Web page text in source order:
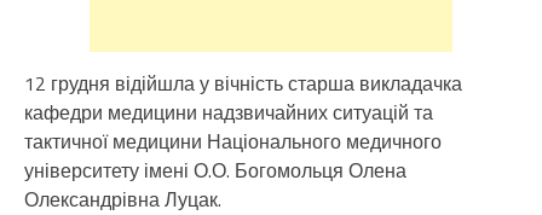
12 грудня відійшла у вічність старша викладачка
кафедри медицини надзвичайних ситуацій та
тактичної медицини Національного медичного
університету імені О.О. Богомольця Олена
Олександрівна Луцак.